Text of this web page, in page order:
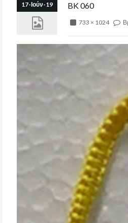
17-Ιούν-19 BK 060
733 × 1024